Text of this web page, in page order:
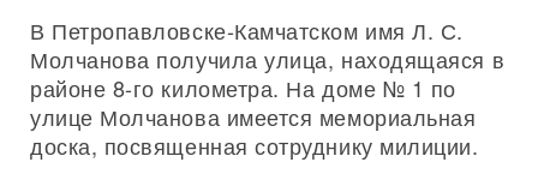
В Петропавловске-Камчатском имя Л. С.
Молчанова получила улица, находящаяся в
районе 8-го километра. На доме № 1 по
улице Молчанова имеется мемориальная
доска, посвященная сотруднику милиции.